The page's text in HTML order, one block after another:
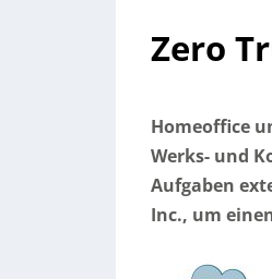
Zero
Homeoffice
Werks- und
Aufgaben
Inc., um